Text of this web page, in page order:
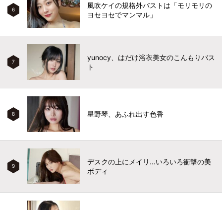
6
風吹ケイの規格外バストは「モリモリの
ヨセヨセでマンマル」
7
yunocy、はだけ浴衣美女のこんもりバス
ト
8 星野琴、あふれ出す色香
9
デスクの上にメイリ…いろいろ衝撃の美
ボディ